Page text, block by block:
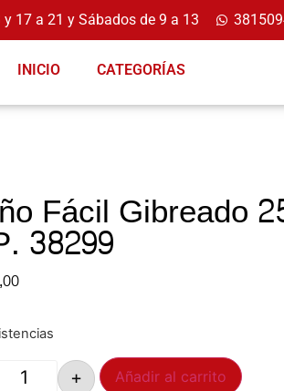
17 a 21 y Sábados de 9 a 13
INICIO CATEGORÍAS
Fácil Gibreado
38299
+ Añadir al carrito